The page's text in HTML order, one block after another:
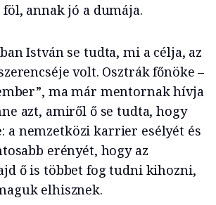
annak jó a dumája.
István se tudta, mi a célja, az
volt. Osztrák főnöke –
ma már mentornak hívja
azt, amiről ő se tudta, hogy
a nemzetközi karrier esélyét és
erényét, hogy az
ő is többet fog tudni kihozni,
elhisznek.